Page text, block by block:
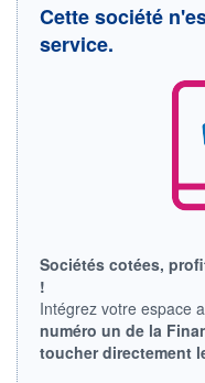
Cotation sur les
18h03
+ HAUT
VOLUME
1 220
Cette société
service.
Sociétés cotées,
!
Intégrez votre espace
numéro un de la
toucher directement